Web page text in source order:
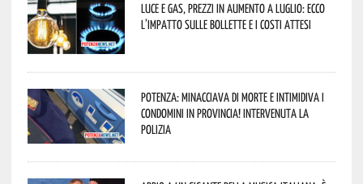
Luce e gas, prezzi in aumento a luglio: ecco
l’impatto sulle bollette e i costi attesi
Potenza: minacciava di morte e intimidiva i
condomini in provincia! Intervenuta la
Polizia